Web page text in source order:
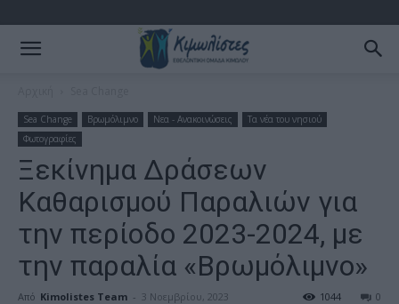
Sea Change Βρωμόλιμνο Νεα - Ανακοινώσεις
Τα νέα του νησιού
Φωτογραφίες
Ξεκίνημα Δράσεων
Καθαρισμού Παραλιών για
την περίοδο 2023-2024, με
την παραλία «Bρωμόλιμνο»
Από Kimolistes Team - 3 Νοεμβρίου, 2023 0
1044